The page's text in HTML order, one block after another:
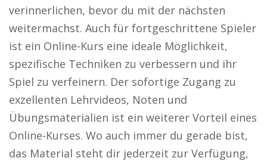
verinnerlichen, bevor du mit der nächsten
weitermachst. Auch für fortgeschrittene Spieler
ist ein Online-Kurs eine ideale Möglichkeit,
spezifische Techniken zu verbessern und ihr
Spiel zu verfeinern. Der sofortige Zugang zu
exzellenten Lehrvideos, Noten und
Übungsmaterialien ist ein weiterer Vorteil eines
Online-Kurses. Wo auch immer du gerade bist,
das Material steht dir jederzeit zur Verfügung,